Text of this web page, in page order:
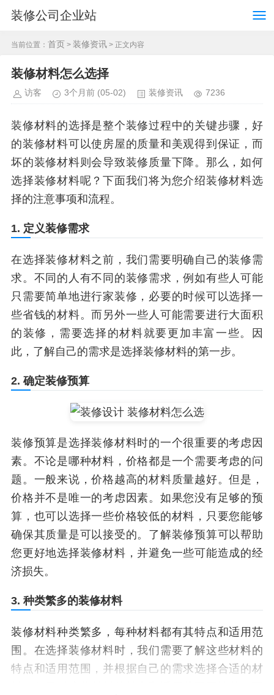
装修公司企业站
当前位置： 首页 > 装修资讯 > 正文内容
装修材料怎么选择
访客 3个月前 (05-02) 装修资讯 7236
装修材料的选择是整个装修过程中的关键步骤，好
的装修材料可以使房屋的质量和美观得到保证，而
坏的装修材料则会导致装修质量下降。那么，如何
选择装修材料呢？下面我们将为您介绍装修材料选
择的注意事项和流程。
1. 定义装修需求
在选择装修材料之前，我们需要明确自己的装修需
求。不同的人有不同的装修需求，例如有些人可能
只需要简单地进行家装修，必要的时候可以选择一
些省钱的材料。而另外一些人可能需要进行大面积
的装修，需要选择的材料就要更加丰富一些。因
此，了解自己的需求是选择装修材料的第一步。
2. 确定装修预算
装修预算是选择装修材料时的一个很重要的考虑因
素。不论是哪种材料，价格都是一个需要考虑的问
题。一般来说，价格越高的材料质量越好。但是，
价格并不是唯一的考虑因素。如果您没有足够的预
算，也可以选择一些价格较低的材料，只要您能够
确保其质量是可以接受的。了解装修预算可以帮助
您更好地选择装修材料，并避免一些可能造成的经
济损失。
3. 种类繁多的装修材料
装修材料种类繁多，每种材料都有其特点和适用范
围。在选择装修材料时，我们需要了解这些材料的
特点和适用范围，并根据自己的需求选择合适的材